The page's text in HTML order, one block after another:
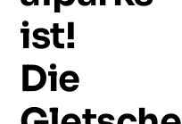
ist!
Die